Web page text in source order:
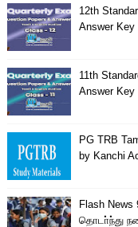
12th
Answer Key
11th
Answer Key
PG TRB
by Kanchi
Flash
தொடா்ந்து